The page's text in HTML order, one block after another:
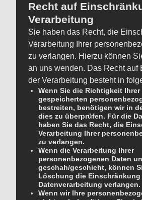
Recht auf
Verarbeitung
Sie haben das Recht, die
Verarbeitung Ihrer
zu verlangen. Hierzu können
an uns wenden. Das Recht auf
der Verarbeitung besteht in
Wenn Sie die Richtigkeit Ihrer
gespeicherten
bestreiten, benötigen wir in
dies zu überprüfen. Für die
haben Sie das Recht, die
Verarbeitung Ihrer
zu verlangen.
Wenn die Verarbeitung Ihrer
personenbezogenen Daten
geschah/geschieht, können
Löschung die Einschränkung
Datenverarbeitung verlangen.
Wenn wir Ihre